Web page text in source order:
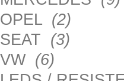
OPEL (2)
SEAT (3)
VW (6)